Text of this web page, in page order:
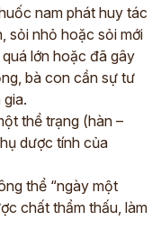
nam phát huy tác
sỏi nhỏ hoặc sỏi mới
lớn hoặc đã gây
bà con cần sự tư
thể trạng (hàn –
dược tính của
thể “ngày một
chất thẩm thấu, làm